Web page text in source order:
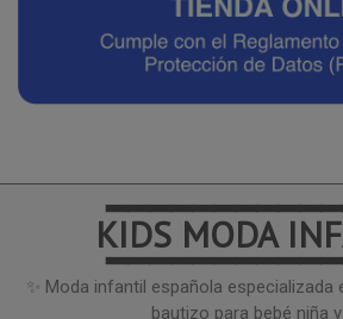
KIDS MODA
✨ Moda infantil española especializada
bautizo para bebé niña